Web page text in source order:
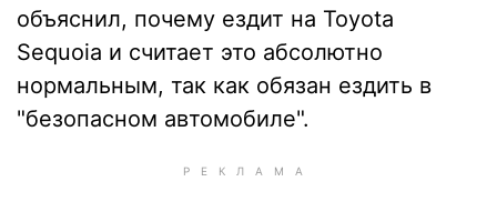
объяснил, почему ездит на Toyota
Sequoia и считает это абсолютно
нормальным, так как обязан ездить в
"безопасном автомобиле".